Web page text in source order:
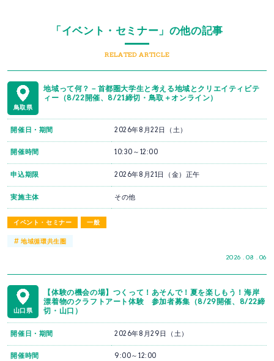
「イベント・セミナー」の他の記事
RELATED ARTICLE
鳥取県
地域って何？－首都圏大学生と考える地域とクリエイティビテ
ィー（8/22開催、8/21締切・鳥取＋オンライン）
イベント・セミナー 一般
2026 . 08 . 06
開催日・期間 2026年8月22日（土）
開催時間 10:30～12:00
申込期限 2026年8月21日（金）正午
実施主体 その他
#地域循環共生圏
山口県
【体験の機会の場】つくって！あそんで！夏を楽しもう！海岸
漂着物のクラフトアート体験 参加者募集（8/29開催、8/22締
切・山口）
開催日・期間 2026年8月29日（土）
開催時間 9:00～12:00